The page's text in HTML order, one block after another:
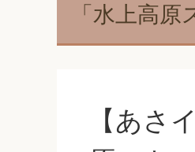
「水上高
【あさ